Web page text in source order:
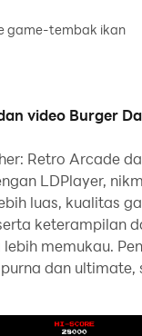
game-tembak ikan
video Burger
Retro Arcade
LDPlayer,
luas, kualitas
keterampilan
memukau.
dan ultimate,